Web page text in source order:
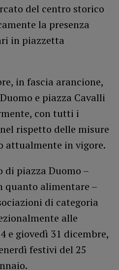
del centro storico
la presenza
in piazzetta
in fascia arancione,
e piazza Cavalli
con tutti i
rispetto delle misure
attualmente in vigore.
piazza Duomo –
quanto alimentare –
di categoria
alle
e giovedì 31 dicembre,
festivi del 25